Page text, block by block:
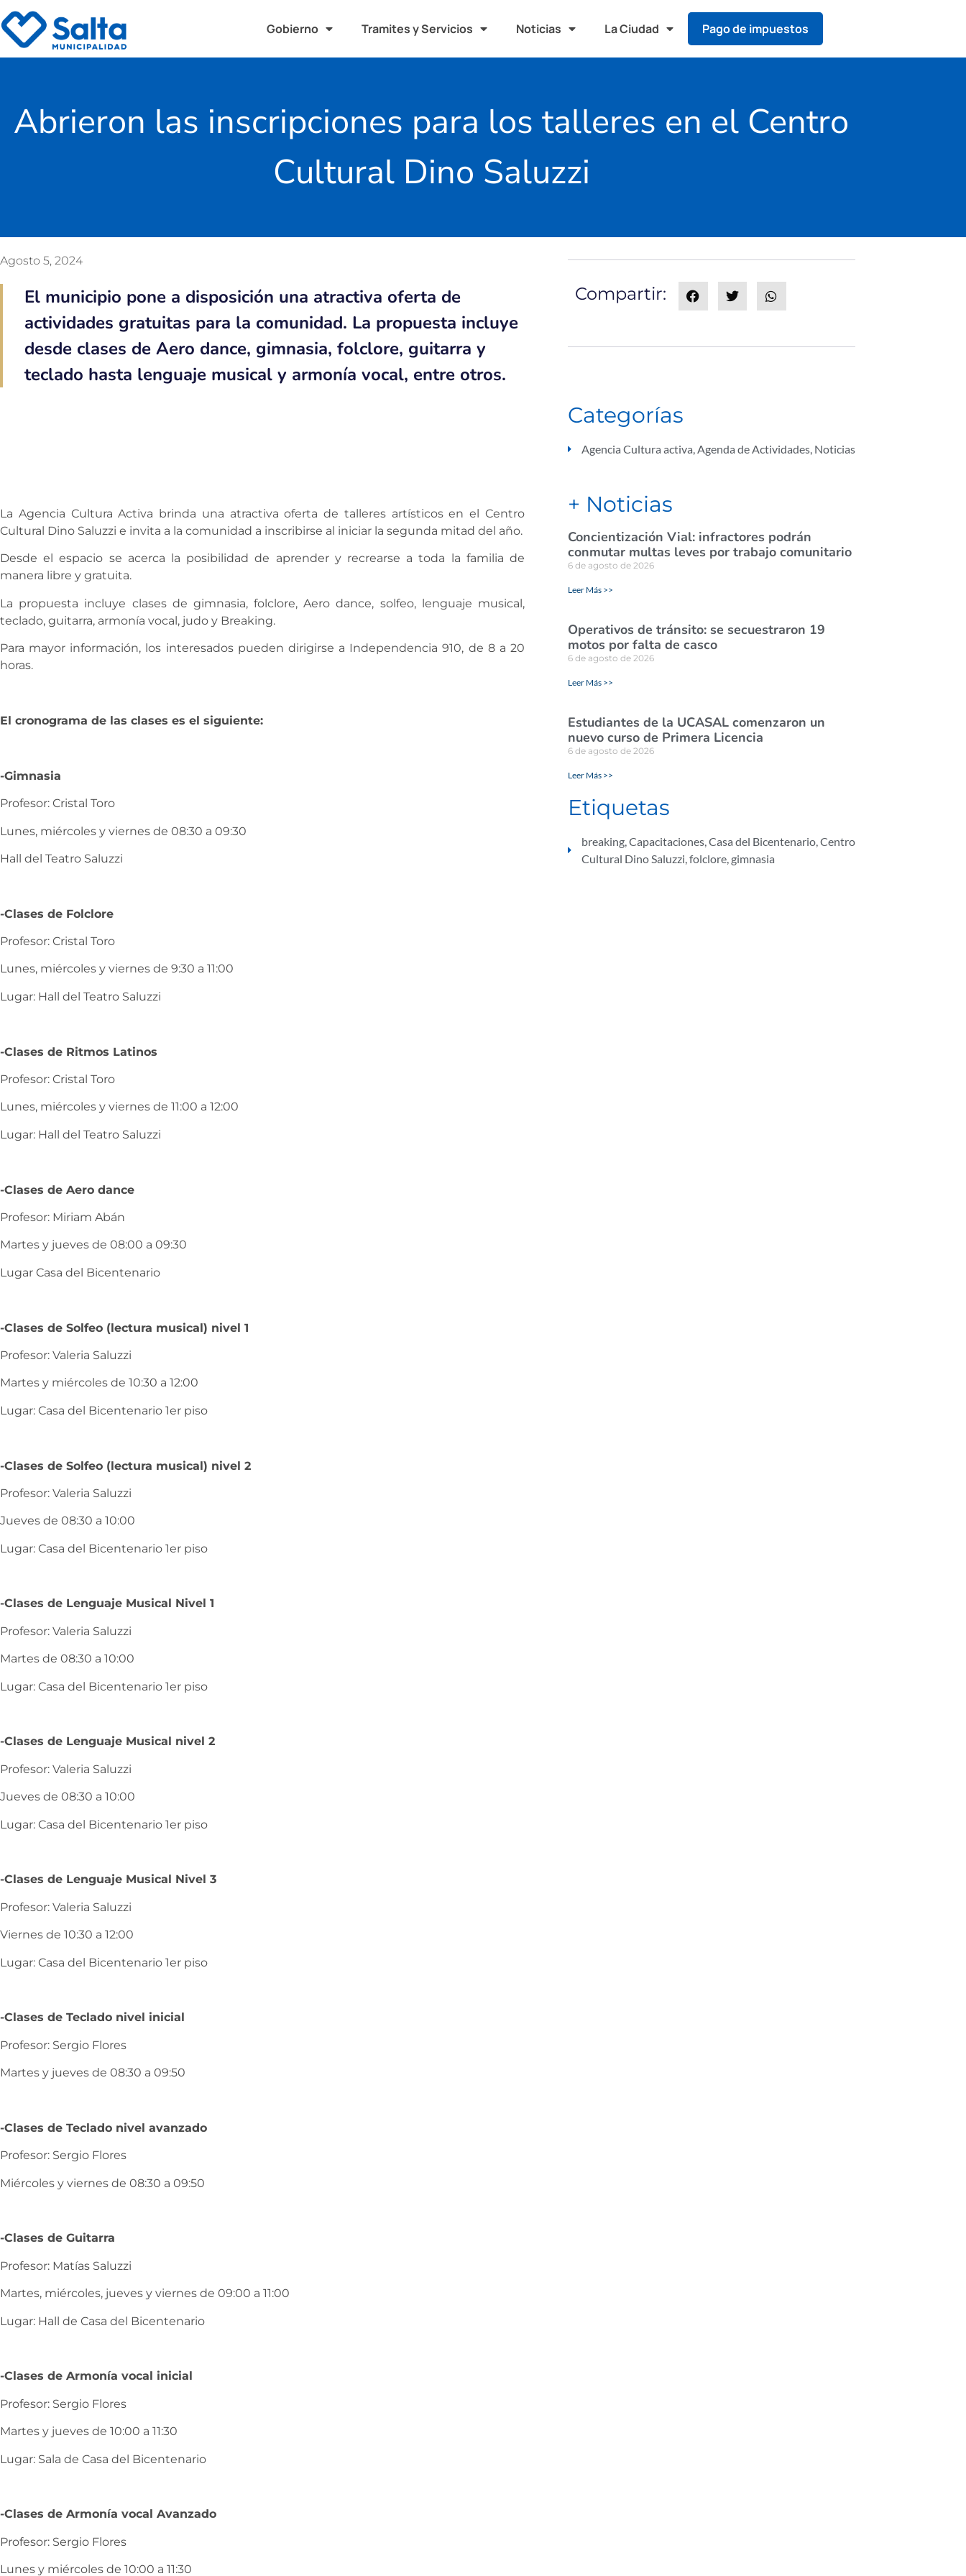
Gobierno Tramites y Servicios Noticias La Ciudad Pago de impuestos
Abrieron las inscripciones para los talleres en el Centro
Cultural Dino Saluzzi
Agosto 5, 2024
El municipio pone a disposición una atractiva oferta de
actividades gratuitas para la comunidad. La propuesta incluye
desde clases de Aero dance, gimnasia, folclore, guitarra y
teclado hasta lenguaje musical y armonía vocal, entre otros.
La Agencia Cultura Activa brinda una atractiva oferta de talleres artísticos en el Centro
Cultural Dino Saluzzi e invita a la comunidad a inscribirse al iniciar la segunda mitad del año.
Desde el espacio se acerca la posibilidad de aprender y recrearse a toda la familia de
manera libre y gratuita.
La propuesta incluye clases de gimnasia, folclore, Aero dance, solfeo, lenguaje musical,
teclado, guitarra, armonía vocal, judo y Breaking.
Para mayor información, los interesados pueden dirigirse a Independencia 910, de 8 a 20
horas.
El cronograma de las clases es el siguiente:
-Gimnasia
Profesor: Cristal Toro
Lunes, miércoles y viernes de 08:30 a 09:30
Hall del Teatro Saluzzi
-Clases de Folclore
Profesor: Cristal Toro
Lunes, miércoles y viernes de 9:30 a 11:00
Lugar: Hall del Teatro Saluzzi
-Clases de Ritmos Latinos
Profesor: Cristal Toro
Lunes, miércoles y viernes de 11:00 a 12:00
Lugar: Hall del Teatro Saluzzi
-Clases de Aero dance
Profesor: Miriam Abán
Martes y jueves de 08:00 a 09:30
Lugar Casa del Bicentenario
-Clases de Solfeo (lectura musical) nivel 1
Profesor: Valeria Saluzzi
Martes y miércoles de 10:30 a 12:00
Lugar: Casa del Bicentenario 1er piso
-Clases de Solfeo (lectura musical) nivel 2
Profesor: Valeria Saluzzi
Jueves de 08:30 a 10:00
Lugar: Casa del Bicentenario 1er piso
-Clases de Lenguaje Musical Nivel 1
Profesor: Valeria Saluzzi
Martes de 08:30 a 10:00
Lugar: Casa del Bicentenario 1er piso
-Clases de Lenguaje Musical nivel 2
Profesor: Valeria Saluzzi
Jueves de 08:30 a 10:00
Lugar: Casa del Bicentenario 1er piso
-Clases de Lenguaje Musical Nivel 3
Profesor: Valeria Saluzzi
Viernes de 10:30 a 12:00
Lugar: Casa del Bicentenario 1er piso
-Clases de Teclado nivel inicial
Profesor: Sergio Flores
Martes y jueves de 08:30 a 09:50
-Clases de Teclado nivel avanzado
Profesor: Sergio Flores
Miércoles y viernes de 08:30 a 09:50
-Clases de Guitarra
Profesor: Matías Saluzzi
Martes, miércoles, jueves y viernes de 09:00 a 11:00
Lugar: Hall de Casa del Bicentenario
-Clases de Armonía vocal inicial
Profesor: Sergio Flores
Martes y jueves de 10:00 a 11:30
Lugar: Sala de Casa del Bicentenario
-Clases de Armonía vocal Avanzado
Profesor: Sergio Flores
Lunes y miércoles de 10:00 a 11:30
Compartir:
Categorías
Agencia Cultura activa,Agenda de Actividades, Noticias
+ Noticias
Concientización Vial: infractores podrán
conmutar multas leves por trabajo comunitario
6 de agosto de 2026
Leer Más >>
Operativos de tránsito: se secuestraron 19
motos por falta de casco
6 de agosto de 2026
Leer Más >>
Estudiantes de la UCASAL comenzaron un
nuevo curso de Primera Licencia
6 de agosto de 2026
Leer Más >>
Etiquetas
breaking,Capacitaciones,Casa del Bicentenario,Centro
Cultural Dino Saluzzi,folclore, gimnasia